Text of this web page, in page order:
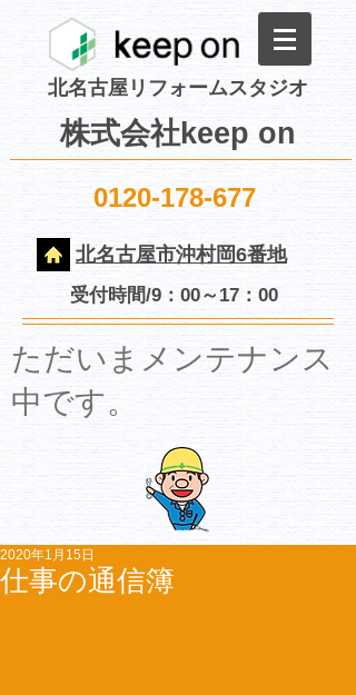
北名古屋リフォームスタジオ
株式会社keep on
0120-178-677
北名古屋市沖村岡6番地
受付時間/9：00～17：00
​ただいまメンテナンス
中です。
仕事の通信簿
2020年1月15日